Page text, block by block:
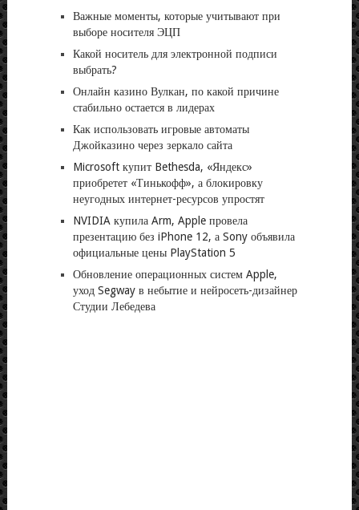
Важные моменты, которые учитывают при
выборе носителя ЭЦП
Какой носитель для электронной подписи
выбрать?
Онлайн казино Вулкан, по какой причине
стабильно остается в лидерах
Как использовать игровые автоматы
Джойказино через зеркало сайта
Microsoft купит Bethesda, «Яндекс»
приобретет «Тинькофф», а блокировку
неугодных интернет-ресурсов упростят
NVIDIA купила Arm, Apple провела
презентацию без iPhone 12, а Sony объявила
официальные цены PlayStation 5
Обновление операционных систем Apple,
уход Segway в небытие и нейросеть-дизайнер
Студии Лебедева